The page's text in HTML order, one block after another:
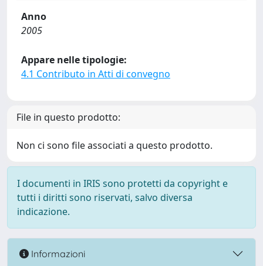
Anno
2005
Appare nelle tipologie:
4.1 Contributo in Atti di convegno
File in questo prodotto:
Non ci sono file associati a questo prodotto.
I documenti in IRIS sono protetti da copyright e
tutti i diritti sono riservati, salvo diversa
indicazione.
Informazioni